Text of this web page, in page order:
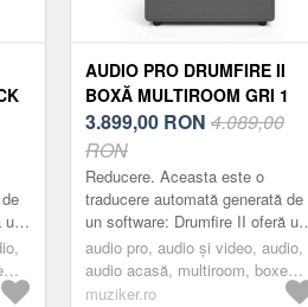
un
AUDIO PRO DRUMFIRE II
BOXĂ MULTIROOM GRI 1
BUC
3.899,00 RON 4.089,00
RON
Reducere. Aceasta este o
traducere automată generată de
un software: Drumfire II oferă un
sunet pur, gras, cu detalii foarte
clare. Vei simți fizic fiecare f...
audio pro, audio și video, audio,
audio acasă, multiroom, boxe
multiroom, grey
muziker.ro